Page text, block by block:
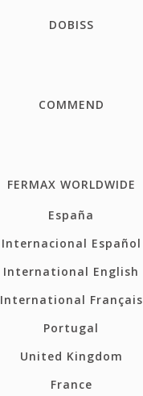
DOBISS
COMMEND
FERMAX WORLDWIDE
España
Internacional Español
International English
International Français
Portugal
United Kingdom
France